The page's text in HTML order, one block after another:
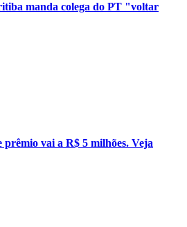
manda colega do PT "voltar
vai a R$ 5 milhões. Veja